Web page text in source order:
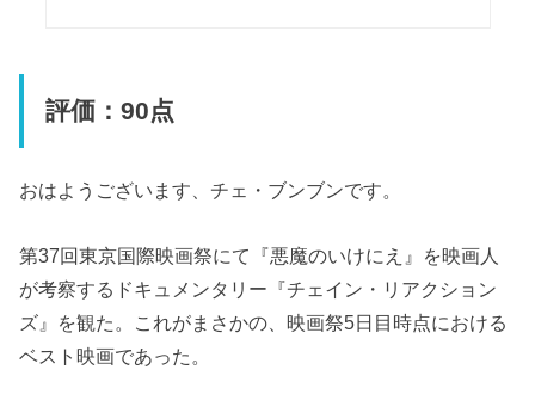
評価：90点
おはようございます、チェ・ブンブンです。
第37回東京国際映画祭にて『悪魔のいけにえ』を映画人
が考察するドキュメンタリー『チェイン・リアクション
ズ』を観た。これがまさかの、映画祭5日目時点における
ベスト映画であった。